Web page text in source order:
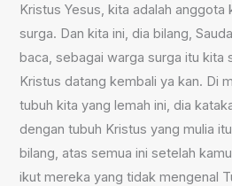
Kristus Yesus, kita adalah anggota
surga. Dan kita ini, dia bilang,
baca, sebagai warga surga itu kita
Kristus datang kembali ya kan. Di
tubuh kita yang lemah ini, dia
dengan tubuh Kristus yang mulia
bilang, atas semua ini setelah
ikut mereka yang tidak mengenal